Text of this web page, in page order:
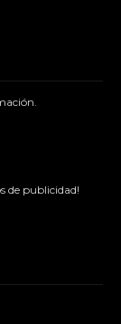
de publicidad!